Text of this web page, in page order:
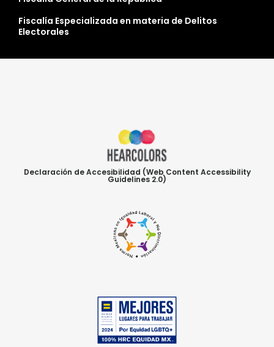
Fiscalía Especializada en materia de Delitos
Electorales
Declaración de Accesibilidad (Web Content Accessibility
Guidelines 2.0)